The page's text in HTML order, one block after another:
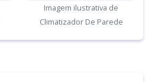
Imagem ilustrativa de
Climatizador De Parede